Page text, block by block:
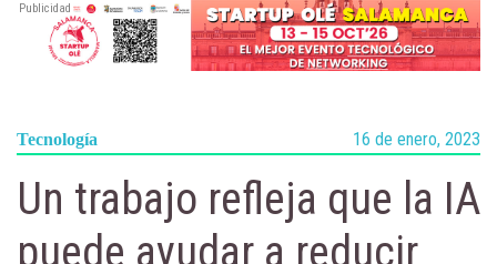
Publicidad
Tecnología 16 de enero, 2023
Un trabajo refleja que la IA
puede ayudar a reducir